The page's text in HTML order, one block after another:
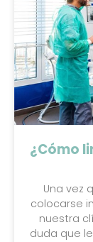
¿Cómo
Una vez
colocarse
nuestra
duda que